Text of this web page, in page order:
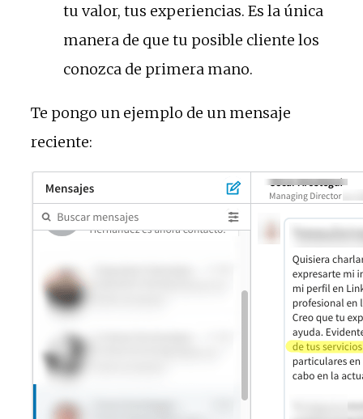
tu valor, tus experiencias. Es la única
manera de que tu posible cliente los
conozca de primera mano.
Te pongo un ejemplo de un mensaje
reciente: